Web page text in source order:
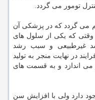
تومور می گردد.
می گردد كه در پزشكی آن
وقتی كه یكی از سلول های
غیرطبیعی و سبب رشد
در نهایت منجر به تولید
اندازد و به قسمت های
دارد ولی با افزایش سن